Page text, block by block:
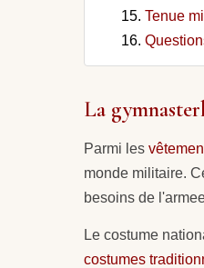
Tenue
La
Parmi les
monde militaire.
besoins de
Le costume
costumes